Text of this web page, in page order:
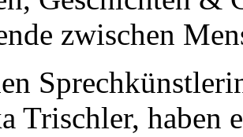
zwischen
Trischler, haben